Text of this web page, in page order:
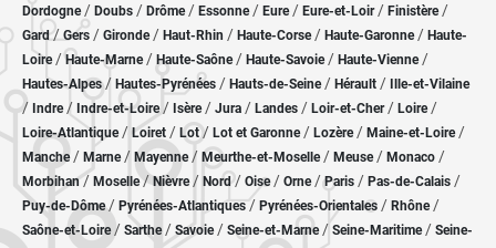
Dordogne/ Doubs / Drôme/ Essonne / Eure/ Eure-et-Loir / Finistère/
Gard/Gers / Gironde/ Haut-Rhin / Haute-Corse/ Haute-Garonne/ Haute-
Loire/Haute-Marne/ Haute-Saône/ Haute-Savoie/ Haute-Vienne/
Hautes-Alpes/ Hautes-Pyrénées / Hauts-de-Seine/ Hérault / Ille-et-Vilaine
/ Indre/ Indre-et-Loire/ Isère/ Jura / Landes / Loir-et-Cher/ Loire/
Loire-Atlantique/ Loiret / Lot/ Lot et Garonne/ Lozère / Maine-et-Loire/
Manche/ Marne/ Mayenne/ Meurthe-et-Moselle/ Meuse/ Monaco /
Morbihan/ Moselle/ Nièvre / Nord/ Oise / Orne/Paris / Pas-de-Calais /
Puy-de-Dôme/ Pyrénées-Atlantiques / Pyrénées-Orientales / Rhône/
Saône-et-Loire/ Sarthe/ Savoie/ Seine-et-Marne/ Seine-Maritime/ Seine-